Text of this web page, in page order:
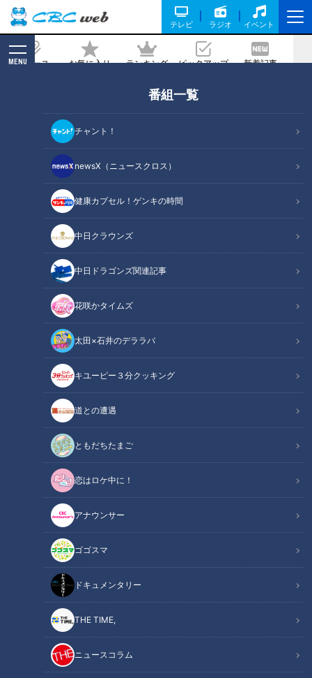
テレビ ラジオ イベント
ニュース お気に入り ランキング ピックアップ 新着記事
MENU
番組一覧
チャント！
newsX（ニュースクロス）
健康カプセル！ゲンキの時間
中日クラウンズ
中日ドラゴンズ関連記事
花咲かタイムズ
太田×石井のデララバ
キユーピー３分クッキング
道との遭遇
ともだちたまご
恋はロケ中に！
アナウンサー
ゴゴスマ
ドキュメンタリー
THE TIME,
ニュースコラム
ツ星パティシエに、ふるさと納税返礼品
も！愛知『安城生活福祉高等専修学校』
をリポート
記事に戻る
マヂラブもスイーツを堪能！高校生・二ツ星パティシエに、ふるさと納
税返礼品も！愛知『安城生活福祉高等専修学校』をリポート
この記事の画像（全11枚）